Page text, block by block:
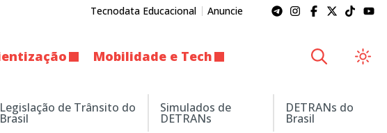
Tecnodata Educacional Anuncie
Mobilidade e Tech
Legislação de Trânsito do
Brasil
Simulados de
DETRANs
DETRANs do
Brasil